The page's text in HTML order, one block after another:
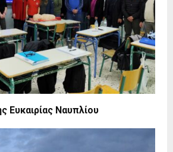
Ευκαιρίας Ναυπλίου